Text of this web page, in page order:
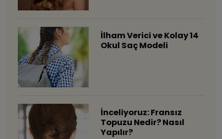
İlham Verici ve Kolay 14
Okul Saç Modeli
İnceliyoruz: Fransız
Topuzu Nedir? Nasıl
Yapılır?